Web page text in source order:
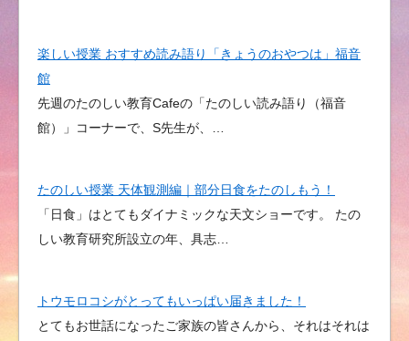
楽しい授業 おすすめ読み語り「きょうのおやつは」福音
館
先週のたのしい教育Cafeの「たのしい読み語り（福音
館）」コーナーで、S先生が、…
たのしい授業 天体観測編｜部分日食をたのしもう！
「日食」はとてもダイナミックな天文ショーです。 たの
しい教育研究所設立の年、具志…
トウモロコシがとってもいっぱい届きました！
とてもお世話になったご家族の皆さんから、それはそれは